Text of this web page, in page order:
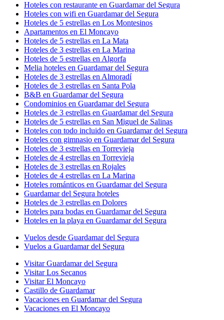
Hoteles con restaurante en Guardamar del Segura
Hoteles con wifi en Guardamar del Segura
Hoteles de 5 estrellas en Los Montesinos
Apartamentos en El Moncayo
Hoteles de 5 estrellas en La Mata
Hoteles de 3 estrellas en La Marina
Hoteles de 5 estrellas en Algorfa
Melia hoteles en Guardamar del Segura
Hoteles de 3 estrellas en Almoradí
Hoteles de 3 estrellas en Santa Pola
B&B en Guardamar del Segura
Condominios en Guardamar del Segura
Hoteles de 3 estrellas en Guardamar del Segura
Hoteles de 5 estrellas en San Miguel de Salinas
Hoteles con todo incluido en Guardamar del Segura
Hoteles con gimnasio en Guardamar del Segura
Hoteles de 3 estrellas en Torrevieja
Hoteles de 4 estrellas en Torrevieja
Hoteles de 3 estrellas en Rojales
Hoteles de 4 estrellas en La Marina
Hoteles románticos en Guardamar del Segura
Guardamar del Segura hoteles
Hoteles de 3 estrellas en Dolores
Hoteles para bodas en Guardamar del Segura
Hoteles en la playa en Guardamar del Segura
Vuelos desde Guardamar del Segura
Vuelos a Guardamar del Segura
Visitar Guardamar del Segura
Visitar Los Secanos
Visitar El Moncayo
Castillo de Guardamar
Vacaciones en Guardamar del Segura
Vacaciones en El Moncayo